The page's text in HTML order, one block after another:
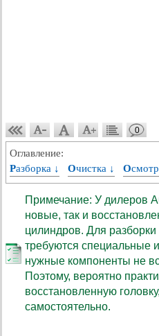
0
Оглавление:
Разборка ↓
Очистка ↓
Примечание: У дилеров
новые, так и
цилиндров. Для разборки
требуются специальные
нужные компоненты не
Поэтому, вероятно
восстановленную
самостоятельно.